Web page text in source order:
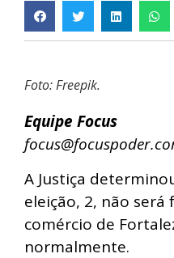
Foto: Freepik.
Equipe Focus
A Justiça
eleição, 2, não será
comércio de
normalmente.